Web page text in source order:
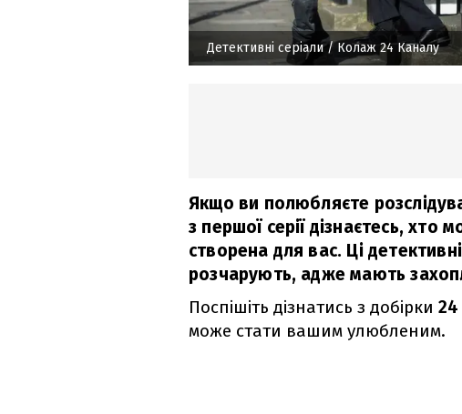
Детективні серіали/ Колаж 24 Каналу
Якщо ви полюбляєте
з першої серії дізнаєтесь,
створена для вас. Ці
розчарують, адже мають
Поспішіть дізнатись з добірки 24
може стати вашим улюбленим.